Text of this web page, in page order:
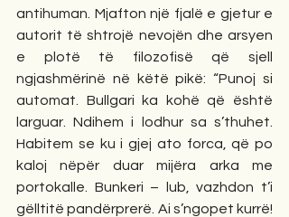
antihuman. Mjafton një fjalë e gjetur e
autorit të shtrojë nevojën dhe arsyen
e plotë të filozofisë që sjell
ngjashmërinë në këtë pikë: “Punoj si
automat. Bullgari ka kohë që është
larguar. Ndihem i lodhur sa s’thuhet.
Habitem se ku i gjej ato forca, që po
kaloj nëpër duar mijëra arka me
portokalle. Bunkeri – lub, vazhdon t’i
gëlltitë pandërprerë. Ai s’ngopet kurrë!